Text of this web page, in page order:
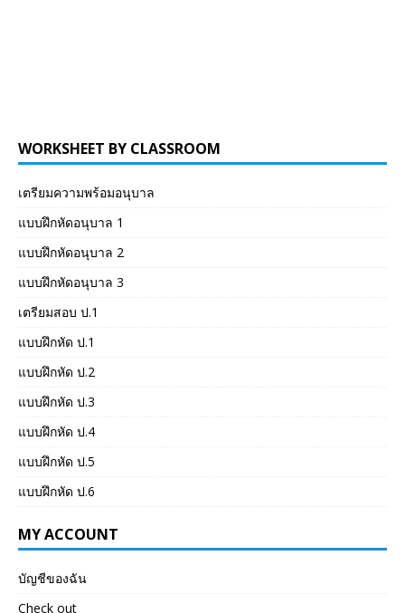
WORKSHEET BY CLASSROOM
เตรียมความพร้อมอนุบาล
แบบฝึกหัดอนุบาล 1
แบบฝึกหัดอนุบาล 2
แบบฝึกหัดอนุบาล 3
เตรียมสอบ ป.1
แบบฝึกหัด ป.1
แบบฝึกหัด ป.2
แบบฝึกหัด ป.3
แบบฝึกหัด ป.4
แบบฝึกหัด ป.5
แบบฝึกหัด ป.6
MY ACCOUNT
บัญชีของฉัน
Check out